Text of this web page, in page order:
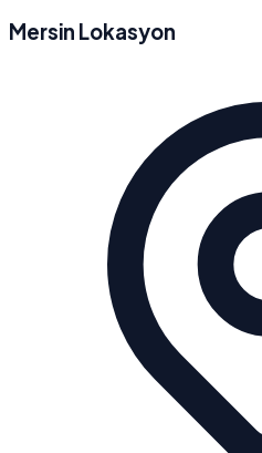
Mersin Lokasyon